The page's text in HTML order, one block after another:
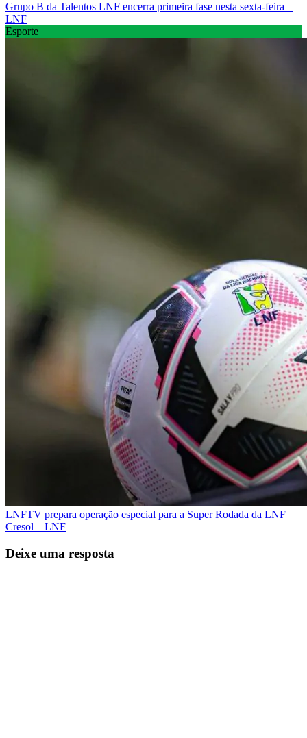
Grupo B da Talentos LNF encerra primeira fase nesta sexta-feira –
LNF
Esporte
LNFTV prepara operação especial para a Super Rodada da LNF
Cresol – LNF
Deixe uma resposta